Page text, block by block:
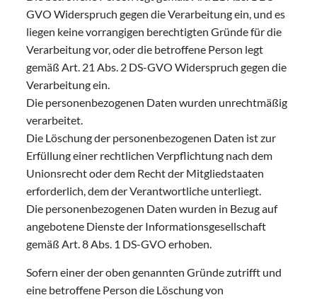
GVO Widerspruch gegen die Verarbeitung ein, und es
liegen keine vorrangigen berechtigten Gründe für die
Verarbeitung vor, oder die betroffene Person legt
gemäß Art. 21 Abs. 2 DS-GVO Widerspruch gegen die
Verarbeitung ein.
Die personenbezogenen Daten wurden unrechtmäßig
verarbeitet.
Die Löschung der personenbezogenen Daten ist zur
Erfüllung einer rechtlichen Verpflichtung nach dem
Unionsrecht oder dem Recht der Mitgliedstaaten
erforderlich, dem der Verantwortliche unterliegt.
Die personenbezogenen Daten wurden in Bezug auf
angebotene Dienste der Informationsgesellschaft
gemäß Art. 8 Abs. 1 DS-GVO erhoben.
Sofern einer der oben genannten Gründe zutrifft und
eine betroffene Person die Löschung von